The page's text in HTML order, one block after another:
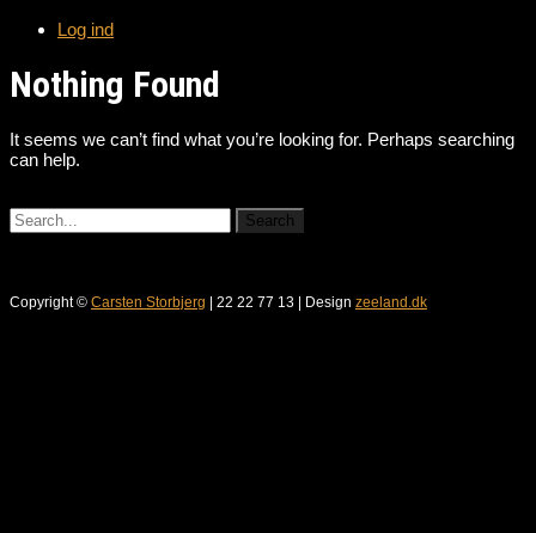
Log ind
Nothing Found
It seems we can’t find what you’re looking for. Perhaps searching
can help.
Copyright © Carsten Storbjerg | 22 22 77 13 | Design zeeland.dk